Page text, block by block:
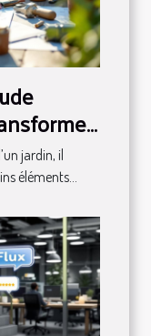
jardin, il
éléments...